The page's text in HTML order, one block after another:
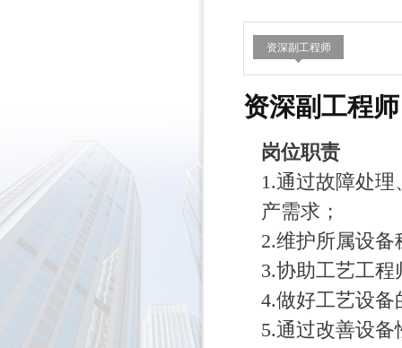
资深副工程师
资深副工程师
岗位职责
1.通过故障处
产需求；
2.维护所属设
3.协助工艺工
4.做好工艺设
5.通过改善设